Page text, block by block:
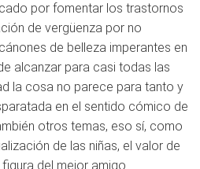
por fomentar los trastornos
de vergüenza por no
de belleza imperantes en
alcanzar para casi todas las
la cosa no parece para tanto y
en el sentido cómico de
otros temas, eso sí, como
de las niñas, el valor de
del mejor amigo.